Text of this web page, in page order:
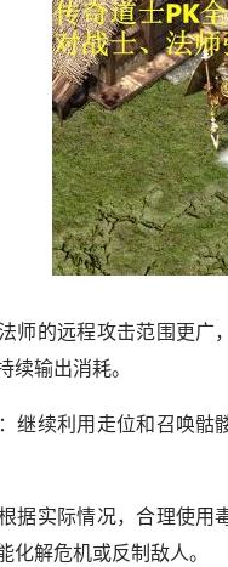
师的远程攻击范围更广
续输出消耗。
继续利用走位和召唤骷
据实际情况，合理使用
化解危机或反制敌人。